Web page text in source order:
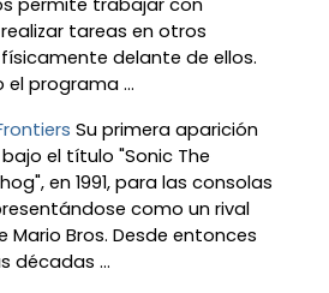
tareas en otros
delante de ellos.
el programa ...
Su primera aparición
el título "Sonic The
en 1991, para las consolas
como un rival
Mario Bros. Desde entonces
décadas ...